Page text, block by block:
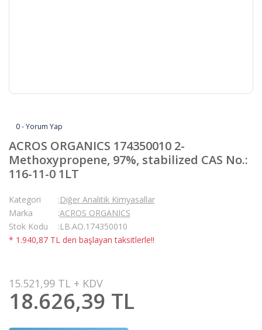
0 - Yorum Yap
ACROS ORGANICS 174350010 2-
Methoxypropene, 97%, stabilized CAS No.:
116-11-0 1LT
Kategori
Diğer Analitik Kimyasallar
Marka
ACROS ORGANICS
Stok Kodu
LB.AO.174350010
* 1.940,87 TL den başlayan taksitlerle!!
15.521,99 TL + KDV
18.626,39 TL